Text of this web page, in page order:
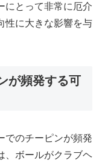
にとって非常に厄介
性に大きな影響を与
が頻発する可
でのチーピンが頻発
、ボールがクラブヘ